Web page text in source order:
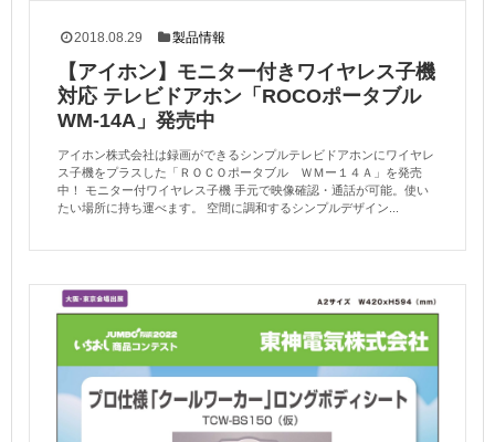
2018.08.29 製品情報
【アイホン】モニター付きワイヤレス子機
対応 テレビドアホン「ROCOポータブル
WM-14A」発売中
アイホン株式会社は録画ができるシンプルテレビドアホンにワイヤレ
ス子機をプラスした「ＲＯＣＯポータブル ＷＭー１４Ａ」を発売
中！ モニター付ワイヤレス子機 手元で映像確認・通話が可能。使い
たい場所に持ち運べます。 空間に調和するシンプルデザイン...